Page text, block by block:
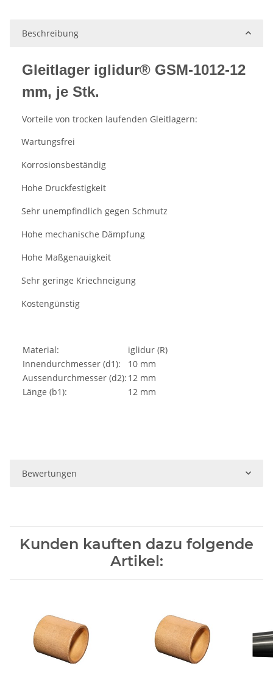
Beschreibung
Gleitlager iglidur® GSM-1012-12
mm, je Stk.
Vorteile von trocken laufenden Gleitlagern:
Wartungsfrei
Korrosionsbeständig
Hohe Druckfestigkeit
Sehr unempfindlich gegen Schmutz
Hohe mechanische Dämpfung
Hohe Maßgenauigkeit
Sehr geringe Kriechneigung
Kostengünstig
Material:
iglidur (R)
Innendurchmesser (d1):
10 mm
Aussendurchmesser (d2): 12 mm
Länge (b1):
12 mm
Bewertungen
Kunden kauften dazu folgende
Artikel: